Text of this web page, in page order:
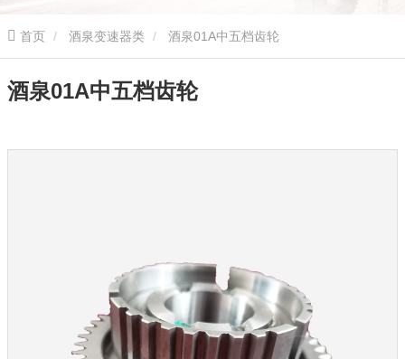
首页 酒泉变速器类 酒泉01A中五档齿轮
酒泉01A中五档齿轮